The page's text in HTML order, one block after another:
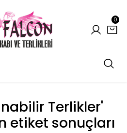
0
Terlikler'
etiket sonuçları